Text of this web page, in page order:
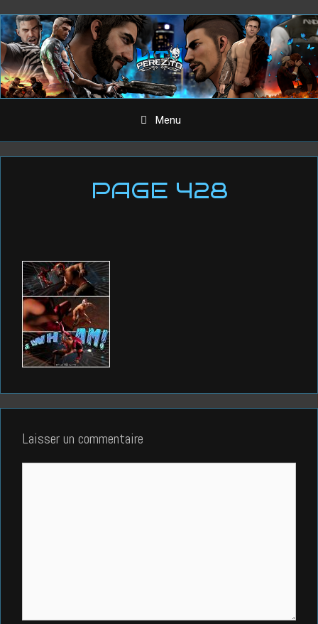
Aller
au
contenu
Menu
PAGE 428
Laisser un commentaire